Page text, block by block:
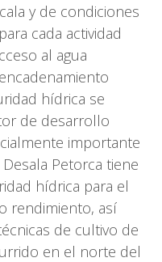
y de condiciones
cada actividad
al agua
hídrica se
de desarrollo
importante
Petorca tiene
hídrica para el
rendimiento, así
de cultivo de
en el norte del